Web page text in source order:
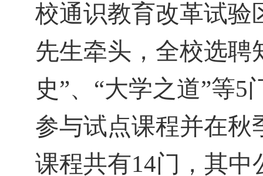
校通识教育改革试
先生牵头，全校选聘
史”、“大学之道”等5
参与试点课程并在秋
课程共有14门，其中